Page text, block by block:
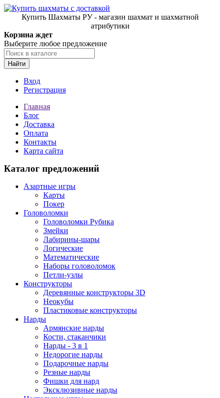
Купить Шахматы РУ - магазин шахмат и шахматной
атрибутики
Корзина ждет
Выберите любое предложение
Найти
Вход
Регистрация
Главная
Блог
Доставка
Оплата
Контакты
Карта сайта
Каталог предложений
Азартные игры
Карты
Покер
Головоломки
Головоломки Рубика
Змейки
Лабирины-шары
Логические
Математические
Наборы головоломок
Петли-узлы
Конструкторы
Деревянные конструкторы 3D
Неокубы
Пластиковые конструкторы
Нарды
Армянские нарды
Кости, стаканчики
Нарды - 3 в 1
Недорогие нарды
Подарочные нарды
Резные нарды
Фишки для нард
Эксклюзивные нарды